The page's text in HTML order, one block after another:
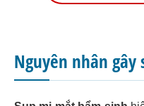
Nguyên nhân